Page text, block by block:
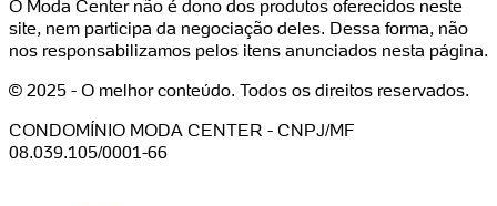
O Moda Center não é dono dos produtos oferecidos neste
site, nem participa da negociação deles. Dessa forma, não
nos responsabilizamos pelos itens anunciados nesta página.
© 2025 - O melhor conteúdo. Todos os direitos reservados.
CONDOMÍNIO MODA CENTER - CNPJ/MF
08.039.105/0001-66